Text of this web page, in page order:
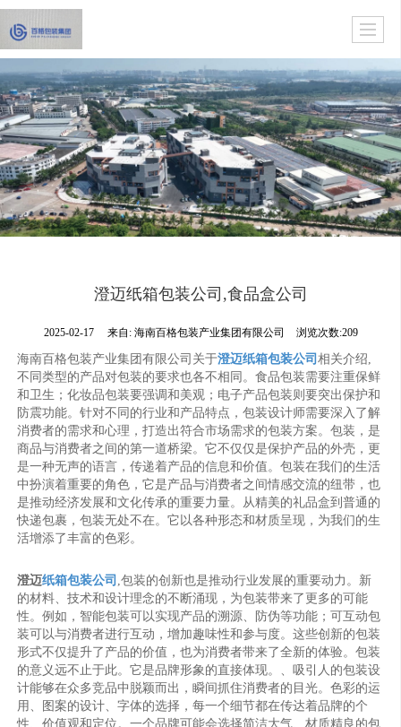
澄迈纸箱包装公司,食品盒公司
2025-02-17 来自: 海南百格包装产业集团有限公司 浏览次数:209
海南百格包装产业集团有限公司关于澄迈纸箱包装公司相关介绍,
不同类型的产品对包装的要求也各不相同。食品包装需要注重保鲜
和卫生；化妆品包装要强调和美观；电子产品包装则要突出保护和
防震功能。针对不同的行业和产品特点，包装设计师需要深入了解
消费者的需求和心理，打造出符合市场需求的包装方案。包装，是
商品与消费者之间的第一道桥梁。它不仅仅是保护产品的外壳，更
是一种无声的语言，传递着产品的信息和价值。包装在我们的生活
中扮演着重要的角色，它是产品与消费者之间情感交流的纽带，也
是推动经济发展和文化传承的重要力量。从精美的礼品盒到普通的
快递包裹，包装无处不在。它以各种形态和材质呈现，为我们的生
活增添了丰富的色彩。
澄迈纸箱包装公司 ,包装的创新也是推动行业发展的重要动力。新
的材料、技术和设计理念的不断涌现，为包装带来了更多的可能
性。例如，智能包装可以实现产品的溯源、防伪等功能；可互动包
装可以与消费者进行互动，增加趣味性和参与度。这些创新的包装
形式不仅提升了产品的价值，也为消费者带来了全新的体验。包装
的意义远不止于此。它是品牌形象的直接体现。、吸引人的包装设
计能够在众多竞品中脱颖而出，瞬间抓住消费者的目光。色彩的运
用、图案的设计、字体的选择，每一个细节都在传达着品牌的个
性、价值观和定位。一个品牌可能会选择简洁大气、材质精良的包